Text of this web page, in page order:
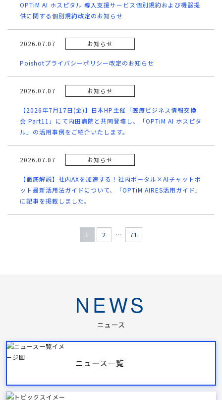
OPTiM AI ホスピタル 導入支援サービス個別規約および機器提
供に関する個別規約改定のお知らせ
2026.07.07 お知らせ
Poishotプライバシーポリシー改定のお知らせ
2026.07.07 お知らせ
【2026年7月17日(金)】日本HP主催「医療ビジネス情報交換
会 Part11」にて内田病院と共同登壇し、「OPTiM AI ホスピタ
ル」の活用事例をご紹介いたします。
2026.07.07 お知らせ
【徹底解説】社内AXを加速する！社内ポータル×AIチャットボ
ット最新活用法ガイドについて、「OPTiM AIRES活用ガイド」
に記事を掲載しました。
1 2 … 71
NEWS
ニュース
ニュース一覧